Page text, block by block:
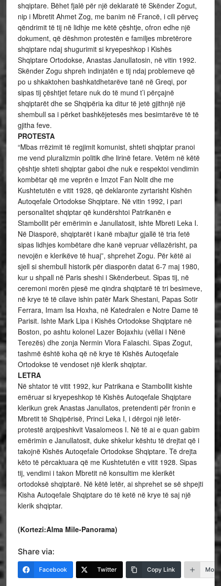
shqiptare. Bëhet fjalë për një deklaratë të Skënder Zogut,
nip i Mbretit Ahmet Zog, me banim në Francë, i cili përveç
qëndrimit të tij në lidhje me këtë çështje, ofron edhe një
dokument, që dëshmon protestën e familjes mbretërore
shqiptare ndaj shugurimit si kryepeshkop i Kishës
Shqiptare Ortodokse, Anastas Janullatosin, në vitin 1992.
Skënder Zogu shpreh indinjatën e tij ndaj problemeve që
po u shkaktohen bashkatdhetarëve tanë në Greqi, por
sipas tij çështjet fetare nuk do të mund t’i përçajnë
shqiptarët dhe se Shqipëria ka ditur të jetë gjithnjë një
shembull sa i përket bashkëjetesës mes besimtarëve të të
gjitha feve.
PROTESTA
“Mbas rrëzimit të regjimit komunist, shteti shqiptar pranoi
me vend pluralizmin politik dhe lirinë fetare. Vetëm në këtë
çështje shteti shqiptar gaboi dhe nuk e respektoi vendimin
kombëtar që me veprën e Imzot Fan Nolit dhe me
Kushtetutën e vitit 1928, që deklaronte zyrtarisht Kishën
Autoqefale Ortodokse Shqiptare. Në vitin 1992, i pari
personalitet shqiptar që kundërshtoi Patrikanën e
Stambollit për emërimin e Janullatosit, ishte Mbreti Leka I.
Në Diasporë, shqiptarët i kanë mbajtur gjallë të tria fetë
sipas lidhjes kombëtare dhe kanë vepruar vëllazërisht, pa
nevojën e klerikëve të huaj”, shprehet Zogu. Për këtë ai
sjell si shembull historik për diasporën datat 6-7 maj 1980,
kur u shpall në Paris sheshi i Skënderbeut. Sipas tij, në
ceremoni morën pjesë me qindra shqiptarë të tri besimeve,
në krye të të cilave ishin patër Mark Shestani, Papas Sotir
Ferrara, Imam Isa Hoxha, në Katedralen e Notre Dame të
Parisit. Ishte Mark Lipa i Kishës Ortodokse Shqiptare në
Boston, po ashtu kolonel Lazer Bojaxhiu (vëllai i Nënë
Terezës) dhe zonja Nermin Vlora Falaschi. Sipas Zogut,
tashmë është koha që në krye të Kishës Autoqefale
Ortodokse të vendoset një klerik shqiptar.
LETRA
Në shtator të vitit 1992, kur Patrikana e Stambollit kishte
emëruar si kryepeshkop të Kishës Autoqefale Shqiptare
klerikun grek Anastas Janullatos, pretendenti për fronin e
Mbretit të Shqipërisë, Princi Leka I, i dërgoi një letër-
protestë arqipeshkvit Vasalomeos I. Në të ai e quan gabim
emërimin e Janullatosit, duke shkelur kështu të drejtat që i
takojnë Kishës Autoqefale Ortodokse Shqiptare. Të drejta
këto të përcaktuara që me Kushtetutën e vitit 1928. Sipas
tij, vendimi i takon Mbretit në konsultim me klerikët
ortodoksë shqiptarë. Në këtë letër, ai shprehet se së shpejti
Kisha Autoqefale Shqiptare do të ketë në krye të saj një
klerik shqiptar.
(Kortezi:Alma Mile-Panorama)
Share via:
Facebook Twitter Copy Link More